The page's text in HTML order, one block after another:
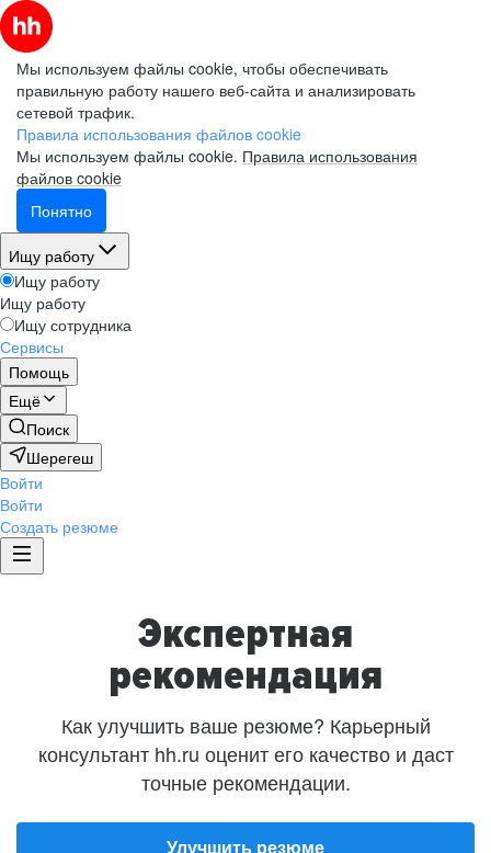
Мы используем файлы cookie, чтобы обеспечивать
правильную работу нашего веб-сайта и анализировать
сетевой трафик.
Правила использования файлов cookie
Мы используем файлы cookie. Правила использования
файлов cookie
Понятно
Ищу работу
Ищу работу
Ищу работу
Ищу сотрудника
Сервисы
Помощь
Ещё
Поиск
Шерегеш
Войти
Войти
Создать резюме
Экспертная
рекомендация
Как улучшить ваше резюме? Карьерный
консультант hh.ru оценит его качество и даст
точные рекомендации.
Улучшить резюме